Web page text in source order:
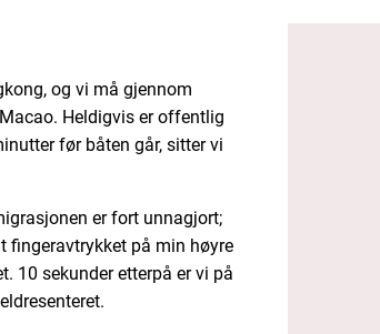
og vi må gjennom
Heldigvis er offentlig
før båten går, sitter vi
er fort unnagjort;
fingeravtrykket på min høyre
10 sekunder etterpå er vi på